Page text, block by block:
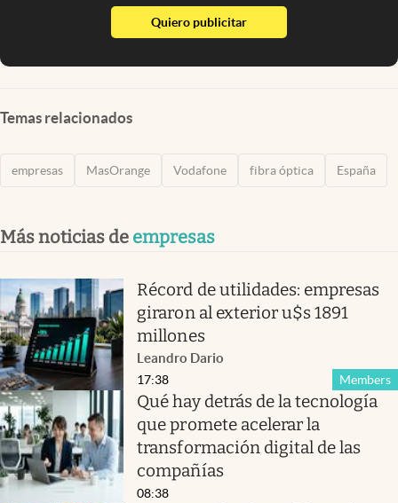
Quiero publicitarabre en nueva pestaña
Temas relacionados
empresas MasOrange Vodafone fibra óptica España
Más noticias de empresas
Récord de utilidades: empresas
giraron al exterior u$s 1891
millones
Leandro Dario
Members
17:38
Qué hay detrás de la tecnología
que promete acelerar la
transformación digital de las
compañías
08:38